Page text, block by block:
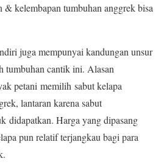
& kelembapan tumbuhan anggrek bisa
juga mempunyai kandungan unsur
tumbuhan cantik ini. Alasan
petani memilih sabut kelapa
lantaran karena sabut
didapatkan. Harga yang dipasang
pun relatif terjangkau bagi para